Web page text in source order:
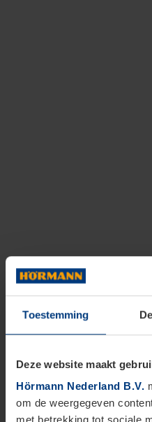
Toestemming
Deze website maakt
Hörmann Nederland B.V.
om de weergegeven